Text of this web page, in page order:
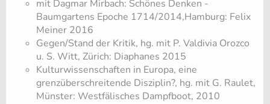
mit Dagmar Mirbach: Schönes Denken -
Baumgartens Epoche 1714/2014,Hamburg: Felix
Meiner 2016
Gegen/Stand der Kritik, hg. mit P. Valdivia Orozco
u. S. Witt, Zürich: Diaphanes 2015
Kulturwissenschaften in Europa, eine
grenzüberschreitende Disziplin?, hg. mit G. Raulet,
Münster: Westfälisches Dampfboot, 2010